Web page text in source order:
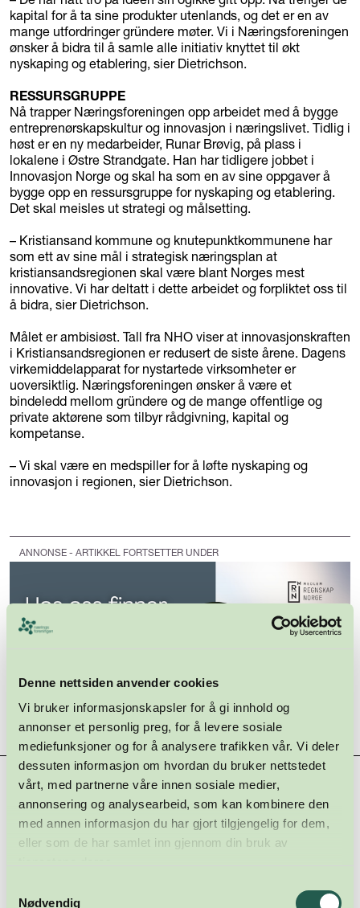
Denne nettsiden anvender cookies
Vi bruker informasjonskapsler for å gi innhold og
annonser et personlig preg, for å levere sosiale
mediefunksjoner og for å analysere trafikken vår. Vi deler
dessuten informasjon om hvordan du bruker nettstedet
vårt, med partnerne våre innen sosiale medier,
annonsering og analysearbeid, som kan kombinere den
med annen informasjon du har gjort tilgjengelig for dem,
eller som de har samlet inn gjennom din bruk av
Nødvendig
kapital for å ta sine produkter utenlands, og det er en av
mange utfordringer gründere møter. Vi i Næringsforeningen
ønsker å bidra til å samle alle initiativ knyttet til økt
nyskaping og etablering, sier Dietrichson.
RESSURSGRUPPE
Nå trapper Næringsforeningen opp arbeidet med å bygge
entreprenørskapskultur og innovasjon i næringslivet. Tidlig i
høst er en ny medarbeider, Runar Brøvig, på plass i
lokalene i Østre Strandgate. Han har tidligere jobbet i
Innovasjon Norge og skal ha som en av sine oppgaver å
bygge opp en ressursgruppe for nyskaping og etablering.
Det skal meisles ut strategi og målsetting.
– Kristiansand kommune og knutepunktkommunene har
som ett av sine mål i strategisk næringsplan at
kristiansandsregionen skal være blant Norges mest
innovative. Vi har deltatt i dette arbeidet og forpliktet oss til
å bidra, sier Dietrichson.
Målet er ambisiøst. Tall fra NHO viser at innovasjonskraften
i Kristiansandsregionen er redusert de siste årene. Dagens
virkemiddelapparat for nystartede virksomheter er
uoversiktlig. Næringsforeningen ønsker å være et
bindeledd mellom gründere og de mange offentlige og
private aktørene som tilbyr rådgivning, kapital og
kompetanse.
– Vi skal være en medspiller for å løfte nyskaping og
innovasjon i regionen, sier Dietrichson.
ANNONSE - ARTIKKEL FORTSETTER UNDER
Hovedsamarbeidspartnere